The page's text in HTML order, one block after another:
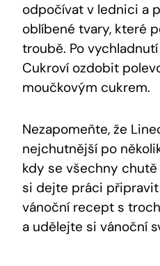
odpočívat v lednici‍ a
oblíbené tvary,⁣ které
troubě.⁤ Po
Cukroví ozdobit
moučkovým cukrem.
Nezapomeňte, že
nejchutnější po
kdy ‌se všechny ‌chutě
si dejte práci
vánoční recept⁢ s
a udělejte si‍ vánoční